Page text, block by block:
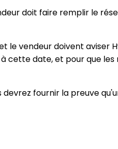
doit faire remplir le
vendeur doivent aviser
cette date, et pour que
fournir la preuve